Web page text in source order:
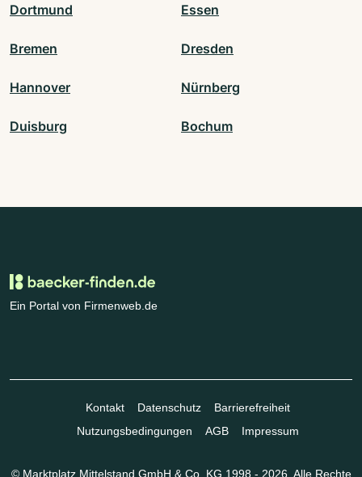
Dortmund Essen
Bremen Dresden
Hannover Nürnberg
Duisburg Bochum
Ein Portal von Firmenweb.de
Kontakt Datenschutz
Barrierefreiheit
Nutzungsbedingungen
AGB Impressum
© Marktplatz Mittelstand GmbH & Co. KG 1998 - 2026. Alle Rechte